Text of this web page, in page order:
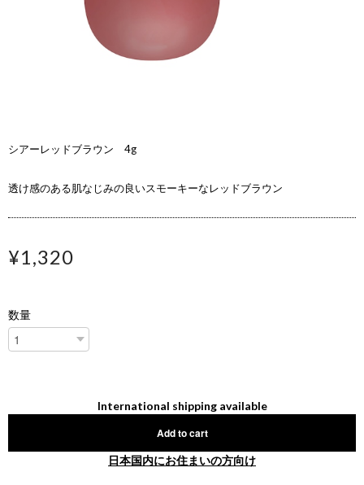
シアーレッドブラウン 4g
透け感のある肌なじみの良いスモーキーなレッドブラウン
¥1,320
数量
International shipping available
Add to cart
日本国内にお住まいの方向け